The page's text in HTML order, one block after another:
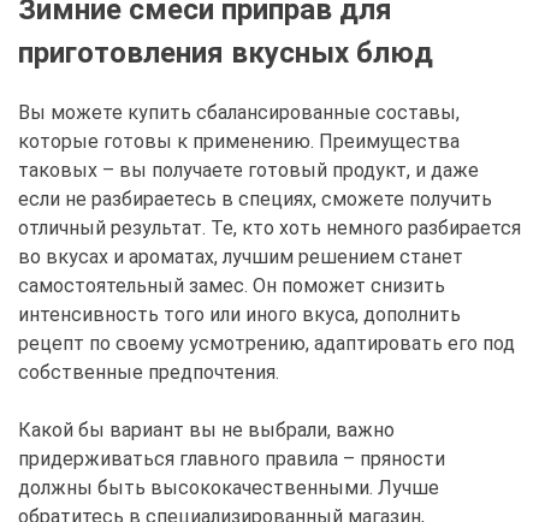
Зимние смеси приправ для
приготовления вкусных блюд
Вы можете купить сбалансированные составы,
которые готовы к применению. Преимущества
таковых – вы получаете готовый продукт, и даже
если не разбираетесь в специях, сможете получить
отличный результат. Те, кто хоть немного разбирается
во вкусах и ароматах, лучшим решением станет
самостоятельный замес. Он поможет снизить
интенсивность того или иного вкуса, дополнить
рецепт по своему усмотрению, адаптировать его под
собственные предпочтения.
Какой бы вариант вы не выбрали, важно
придерживаться главного правила – пряности
должны быть высококачественными. Лучше
обратитесь в специализированный магазин,